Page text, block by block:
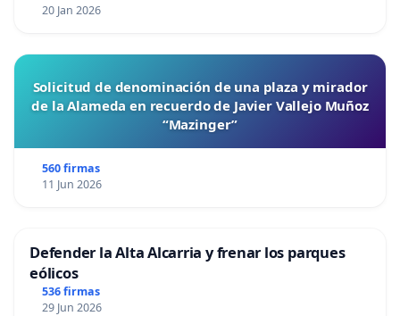
20 Jan 2026
Solicitud de denominación de una plaza y mirador
de la Alameda en recuerdo de Javier Vallejo Muñoz
“Mazinger”
560 firmas
11 Jun 2026
Defender la Alta Alcarria y frenar los parques
eólicos
536 firmas
29 Jun 2026